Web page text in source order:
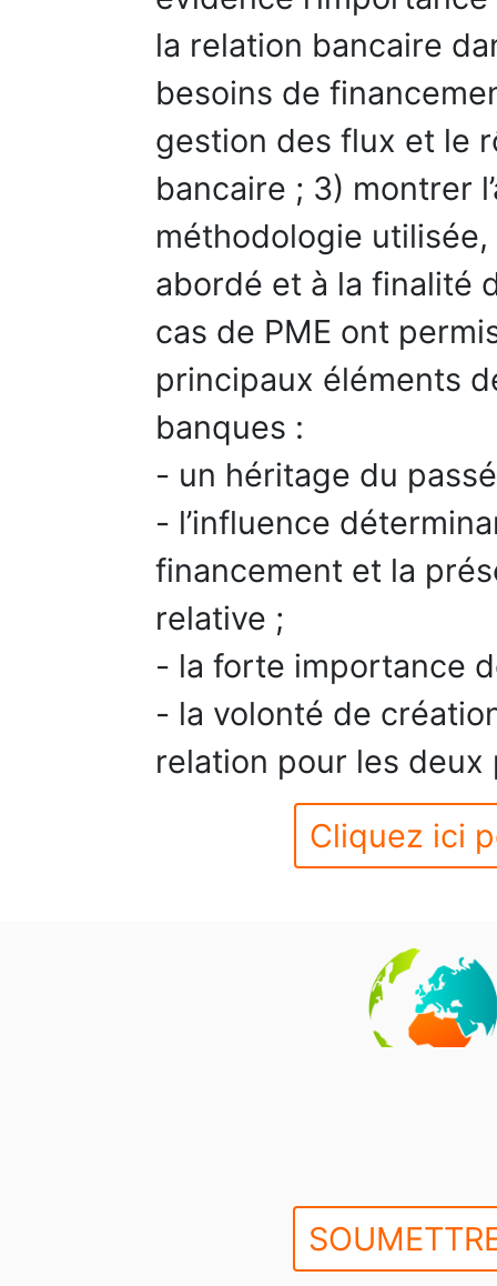
la relation bancaire
besoins de
gestion des flux et le
bancaire ; 3) montrer
méthodologie utilisée,
abordé et à la finalité
cas de PME ont
principaux éléments
banques :
- un héritage du
- l’influence
financement et la
relative ;
- la forte importance
- la volonté de
relation pour les deux
Cliquez ici